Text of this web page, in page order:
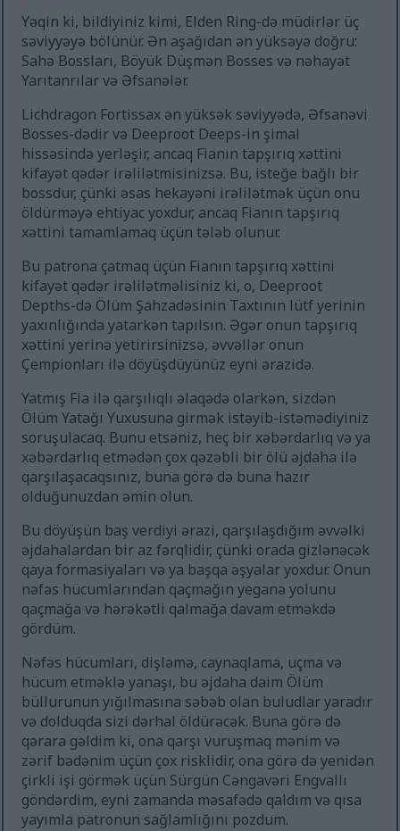
Yəqin ki, bildiyiniz kimi, Elden Ring-də müdirlər üç
səviyyəyə bölünür. Ən aşağıdan ən yüksəyə doğru:
Sahə Bossları, Böyük Düşmən Bosses və nəhayət
Yarıtanrılar və Əfsanələr.
Lichdragon Fortissax ən yüksək səviyyədə, Əfsanəvi
Bosses-dədir və Deeproot Deeps-in şimal
hissəsində yerləşir, ancaq Fianın tapşırıq xəttini
kifayət qədər irəlilətmisinizsə. Bu, isteğe bağlı bir
bossdur, çünki əsas hekayəni irəlilətmək üçün onu
öldürməyə ehtiyac yoxdur, ancaq Fianın tapşırıq
xəttini tamamlamaq üçün tələb olunur.
Bu patrona çatmaq üçün Fianın tapşırıq xəttini
kifayət qədər irəlilətməlisiniz ki, o, Deeproot
Depths-də Ölüm Şahzadəsinin Taxtının lütf yerinin
yaxınlığında yatarkən tapılsın. Əgər onun tapşırıq
xəttini yerinə yetirirsinizsə, əvvəllər onun
Çempionları ilə döyüşdüyünüz eyni ərazidə.
Yatmış Fia ilə qarşılıqlı əlaqədə olarkən, sizdən
Ölüm Yatağı Yuxusuna girmək istəyib-istəmədiyiniz
soruşulacaq. Bunu etsəniz, heç bir xəbərdarlıq və ya
xəbərdarlıq etmədən çox qəzəbli bir ölü əjdaha ilə
qarşılaşacaqsınız, buna görə də buna hazır
olduğunuzdan əmin olun.
Bu döyüşün baş verdiyi ərazi, qarşılaşdığım əvvəlki
əjdahalardan bir az fərqlidir, çünki orada gizlənəcək
qaya formasiyaları və ya başqa əşyalar yoxdur. Onun
nəfəs hücumlarından qaçmağın yeganə yolunu
qaçmağa və hərəkətli qalmağa davam etməkdə
gördüm.
Nəfəs hücumları, dişləmə, caynaqlama, uçma və
hücum etməklə yanaşı, bu əjdaha daim Ölüm
büllurunun yığılmasına səbəb olan buludlar yaradır
və dolduqda sizi dərhal öldürəcək. Buna görə də
qərara gəldim ki, ona qarşı vuruşmaq mənim və
zərif bədənim üçün çox risklidir, ona görə də yenidən
çirkli işi görmək üçün Sürgün Cəngavəri Engvallı
göndərdim, eyni zamanda məsafədə qaldım və qısa
yayımla patronun sağlamlığını pozdum.